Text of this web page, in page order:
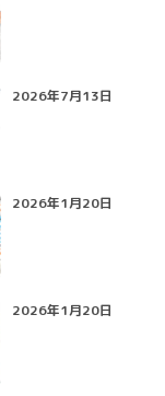
2026年7月13日
2026年1月20日
2026年1月20日